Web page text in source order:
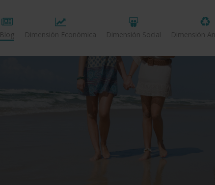
Blog Dimensión Económica Dimensión Social Dimensión